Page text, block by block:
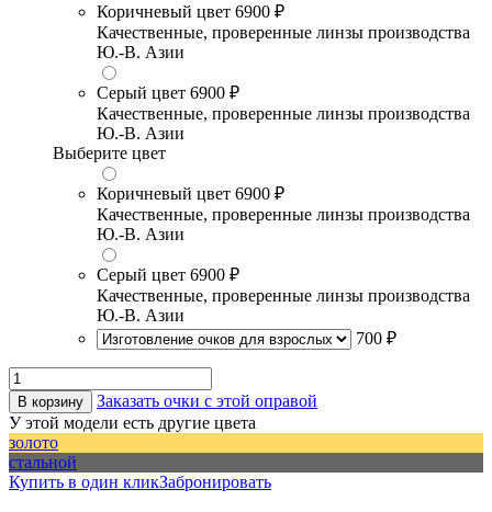
Коричневый цвет 6900 ₽
Качественные, проверенные линзы производства
Ю.-В. Азии
Серый цвет 6900 ₽
Качественные, проверенные линзы производства
Ю.-В. Азии
Выберите цвет
Коричневый цвет 6900 ₽
Качественные, проверенные линзы производства
Ю.-В. Азии
Серый цвет 6900 ₽
Качественные, проверенные линзы производства
Ю.-В. Азии
700 ₽
В корзину
Заказать очки с этой оправой
У этой модели есть другие цвета
золото
стальной
Купить в один кликЗабронировать